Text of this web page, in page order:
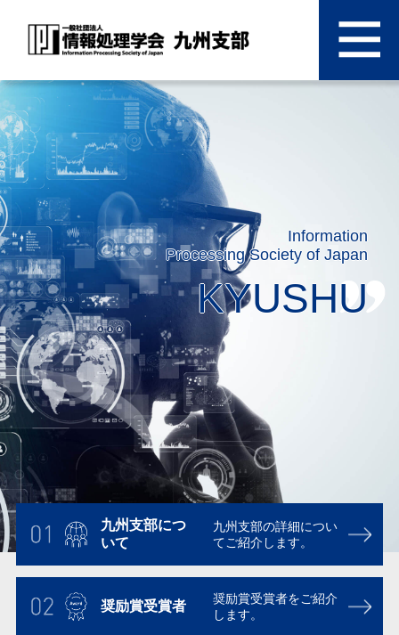
Information
Processing Society of Japan
KYUSHU
九州支部につ
いて
九州支部の詳細につい
てご紹介します。
奨励賞受賞者 奨励賞受賞者をご紹介
します。